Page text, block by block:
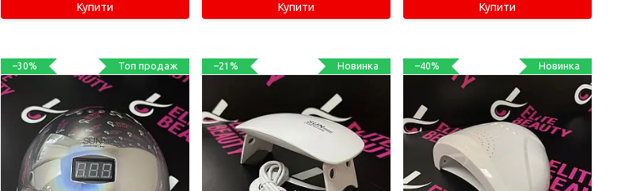
Купити Купити Купити
–30% Топ продаж –21% Новинка –40% Новинка